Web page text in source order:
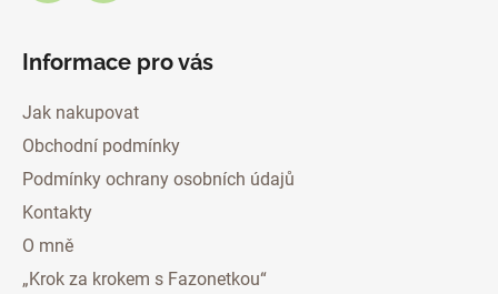
Informace pro vás
Jak nakupovat
Obchodní podmínky
Podmínky ochrany osobních údajů
Kontakty
O mně
„Krok za krokem s Fazonetkou“